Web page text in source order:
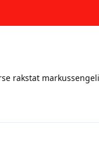
rakstat